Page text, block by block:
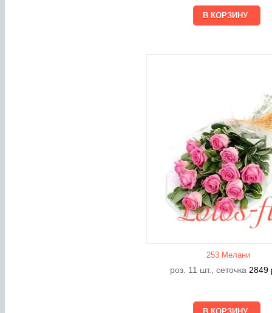
253 Мелани
роз. 11 шт., сеточка 2849